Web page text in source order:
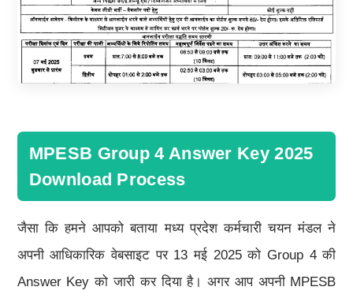
MPESB Group 4 Answer Key 2025
Download Process
जैसा कि हमने आपको बताया मध्य प्रदेश कर्मचारी चयन मंडल ने
अपनी आधिकारिक वेबसाइट पर 13 मई 2025 को Group 4 की
Answer Key को जारी कर दिया है। अगर आप अपनी MPESB